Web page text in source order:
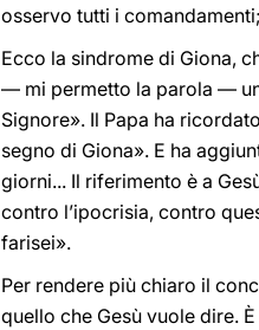
osservo tutti i
Ecco la sindrome di Giona,
— mi permetto la parola —
Signore». Il Papa ha
segno di Giona». E ha
giorni... Il riferimento è a
contro l’ipocrisia, contro
farisei».
Per rendere più chiaro il
quello che Gesù vuole dire.